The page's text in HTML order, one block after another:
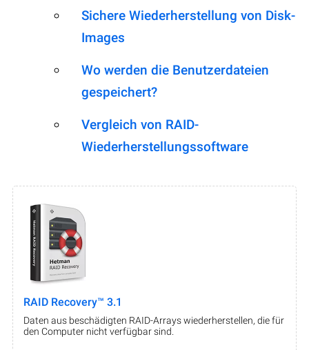
Sichere Wiederherstellung von Disk-
Images
Wo werden die Benutzerdateien
gespeichert?
Vergleich von RAID-
Wiederherstellungssoftware
RAID Recovery™ 3.1
Daten aus beschädigten RAID-Arrays wiederherstellen, die für
den Computer nicht verfügbar sind.